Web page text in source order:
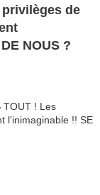
privilèges de
NOUS ?